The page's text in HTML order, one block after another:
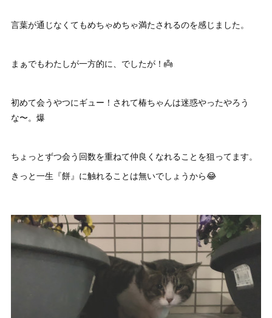
言葉が通じなくてもめちゃめちゃ満たされるのを感じました。
まぁでもわたしが一方的に、でしたが！👼
初めて会うやつにギュー！されて椿ちゃんは迷惑やったやろう
な〜。爆
ちょっとずつ会う回数を重ねて仲良くなれることを狙ってます。
きっと一生『餅』に触れることは無いでしょうから😂